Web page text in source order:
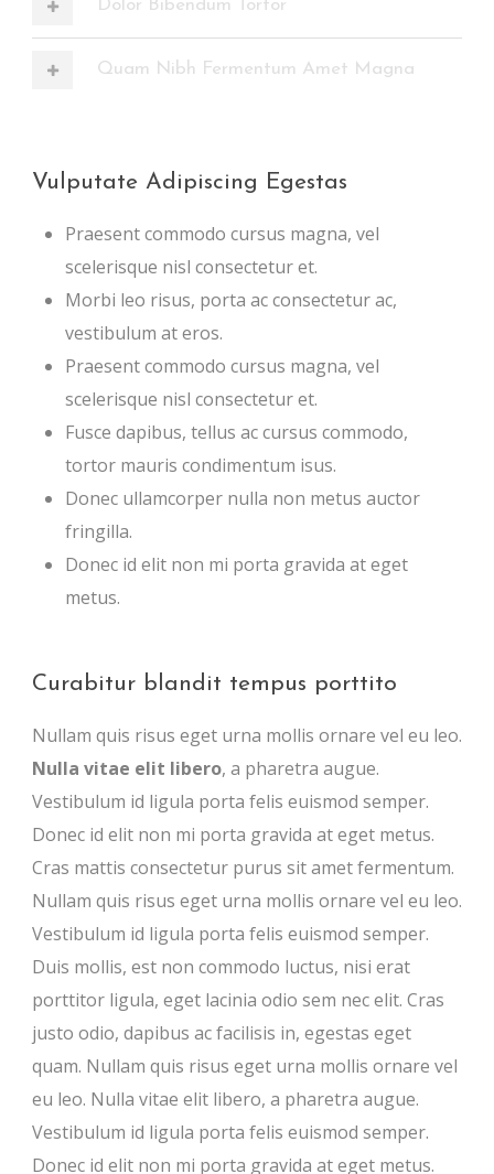
Dolor Bibendum Tortor
Quam Nibh Fermentum Amet Magna
Vulputate Adipiscing Egestas
Praesent commodo cursus magna, vel
scelerisque nisl consectetur et.
Morbi leo risus, porta ac consectetur ac,
vestibulum at eros.
Praesent commodo cursus magna, vel
scelerisque nisl consectetur et.
Fusce dapibus, tellus ac cursus commodo,
tortor mauris condimentum isus.
Donec ullamcorper nulla non metus auctor
fringilla.
Donec id elit non mi porta gravida at eget
metus.
Curabitur blandit tempus porttito
Nullam quis risus eget urna mollis ornare vel eu leo.
Nulla vitae elit libero, a pharetra augue.
Vestibulum id ligula porta felis euismod semper.
Donec id elit non mi porta gravida at eget metus.
Cras mattis consectetur purus sit amet fermentum.
Nullam quis risus eget urna mollis ornare vel eu leo.
Vestibulum id ligula porta felis euismod semper.
Duis mollis, est non commodo luctus, nisi erat
porttitor ligula, eget lacinia odio sem nec elit. Cras
justo odio, dapibus ac facilisis in, egestas eget
quam. Nullam quis risus eget urna mollis ornare vel
eu leo. Nulla vitae elit libero, a pharetra augue.
Vestibulum id ligula porta felis euismod semper.
Donec id elit non mi porta gravida at eget metus.